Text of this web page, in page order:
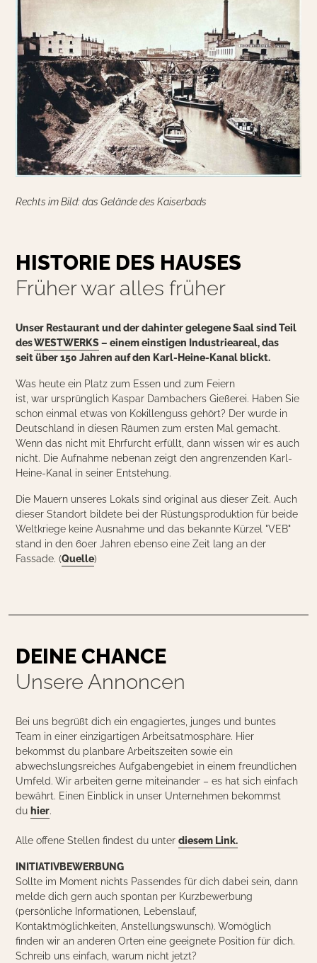
Rechts im Bild: das Gelände des Kaiserbads
HISTORIE DES HAUSES
Früher war alles früher
Unser Restaurant und der dahinter gelegene Saal sind Teil
desWESTWERKS– einem einstigen Industrieareal, das
seit über 150 Jahren auf den Karl-Heine-Kanal blickt.
Was heute ein Platz zum Essen und zum Feiern
ist, war ursprünglich Kaspar Dambachers Gießerei. Haben Sie
schon einmal etwas von Kokillenguss gehört? Der wurde in
Deutschland in diesen Räumen zum ersten Mal gemacht.
Wenn das nicht mit Ehrfurcht erfüllt, dann wissen wir es auch
nicht. Die Aufnahme nebenan zeigt den angrenzenden Karl-
Heine-Kanal in seiner Entstehung.
Die Mauern unseres Lokals sind original aus dieser Zeit. Auch
dieser Standort bildete bei der Rüstungsproduktion für beide
Weltkriege keine Ausnahme und das bekannte Kürzel "VEB"
stand in den 60er Jahren ebenso eine Zeit lang an der
Fassade. (Quelle)
DEINE CHANCE
Unsere Annoncen
Bei uns begrüßt dich ein engagiertes, junges und buntes
Team in einer einzigartigen Arbeitsatmosphäre. Hier
bekommst du planbare Arbeitszeiten sowie ein
abwechslungsreiches Aufgabengebiet in einem freundlichen
Umfeld. Wir arbeiten gerne miteinander – es hat sich einfach
bewährt. Einen Einblick in unser Unternehmen bekommst
du hier.
Alle offene Stellen findest du unter diesem Link.
INITIATIVBEWERBUNG
Sollte im Moment nichts Passendes für dich dabei sein, dann
melde dich gern auch spontan per Kurzbewerbung
(persönliche Informationen, Lebenslauf,
Kontaktmöglichkeiten, Anstellungswunsch). Womöglich
finden wir an anderen Orten eine geeignete Position für dich.
Schreib uns einfach, warum nicht jetzt?